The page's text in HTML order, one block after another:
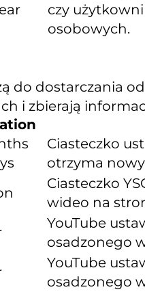
czy
osobowych.
do dostarczania
i zbierają
Ciasteczko
otrzyma
Ciasteczko
wideo na
YouTube
osadzonego
YouTube
osadzonego